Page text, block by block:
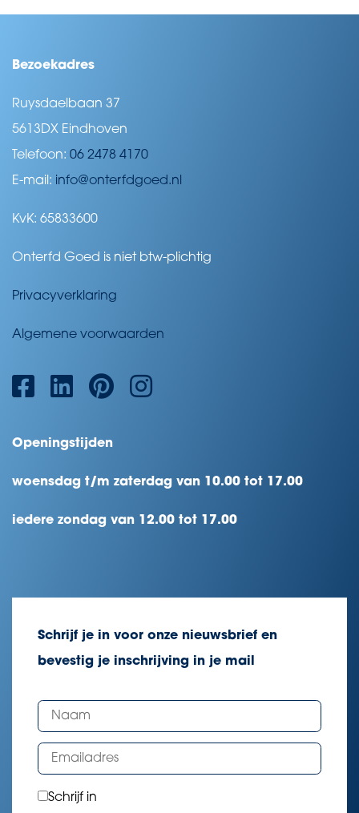
Bezoekadres
Ruysdaelbaan 37
5613DX Eindhoven
Telefoon: 06 2478 4170
E-mail: info@onterfdgoed.nl
KvK: 65833600
Onterfd Goed is niet btw-plichtig
Privacyverklaring
Algemene voorwaarden
Openingstijden
woensdag t/m zaterdag van 10.00 tot 17.00
iedere zondag van 12.00 tot 17.00
Schrijf je in voor onze nieuwsbrief en
bevestig je inschrijving in je mail
Schrijf in